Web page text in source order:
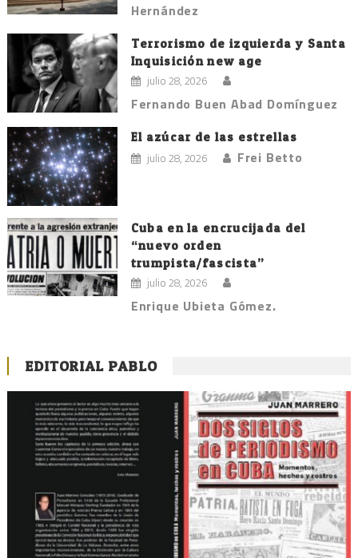
Hernández
Terrorismo de izquierda y Santa
Inquisición new age
julio 28, 2026
Fernando Buen Abad Domínguez
El azúcar de las estrellas
julio 28, 2026 Frei Betto
Cuba en la encrucijada del
“nuevo orden
trumpista/fascista”
julio 28, 2026
Enrique Ubieta Gómez.
EDITORIAL PABLO